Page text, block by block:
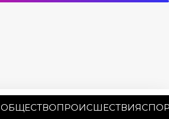
ОБЩЕСТВОПРОИСШЕСТВИЯ